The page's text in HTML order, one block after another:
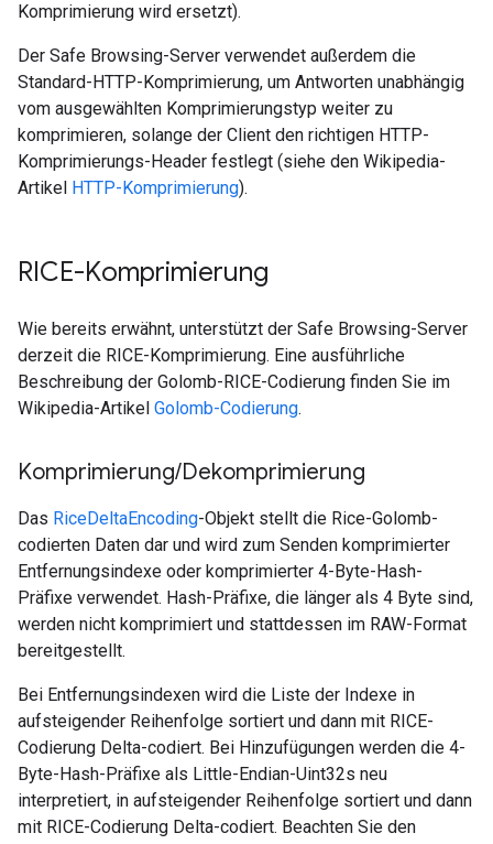
Komprimierung wird ersetzt).
Der Safe Browsing-Server verwendet außerdem die
Standard-HTTP-Komprimierung, um Antworten unabhängig
vom ausgewählten Komprimierungstyp weiter zu
komprimieren, solange der Client den richtigen HTTP-
Komprimierungs-Header festlegt (siehe den Wikipedia-
Artikel HTTP-Komprimierung).
RICE-Komprimierung
Wie bereits erwähnt, unterstützt der Safe Browsing-Server
derzeit die RICE-Komprimierung. Eine ausführliche
Beschreibung der Golomb-RICE-Codierung finden Sie im
Wikipedia-Artikel Golomb-Codierung.
Komprimierung/Dekomprimierung
Das RiceDeltaEncoding-Objekt stellt die Rice-Golomb-
codierten Daten dar und wird zum Senden komprimierter
Entfernungsindexe oder komprimierter 4-Byte-Hash-
Präfixe verwendet. Hash-Präfixe, die länger als 4 Byte sind,
werden nicht komprimiert und stattdessen im RAW-Format
bereitgestellt.
Bei Entfernungsindexen wird die Liste der Indexe in
aufsteigender Reihenfolge sortiert und dann mit RICE-
Codierung Delta-codiert. Bei Hinzufügungen werden die 4-
Byte-Hash-Präfixe als Little-Endian-Uint32s neu
interpretiert, in aufsteigender Reihenfolge sortiert und dann
mit RICE-Codierung Delta-codiert. Beachten Sie den